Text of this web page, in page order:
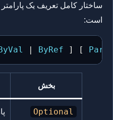
است:
ByRef ] [
بخش
Optional